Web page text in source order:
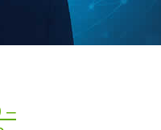
–